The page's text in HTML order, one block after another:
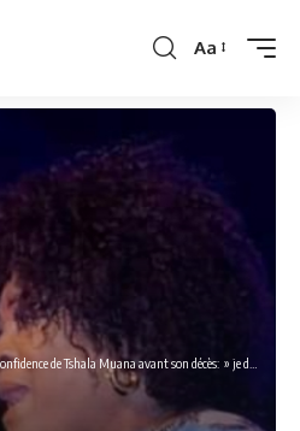
Font
Aa
de Tshala Muana avant son décès: » je dois tout à la Côte d’Ivoire »